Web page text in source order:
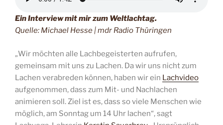
Ein Interview mit mir zum Weltlachtag.
Quelle: Michael Hesse | mdr Radio Thüringen
„Wir möchten alle Lachbegeisterten aufrufen,
gemeinsam mit uns zu Lachen. Da wir uns nicht zum
Lachen verabreden können, haben wir ein Lachvideo
aufgenommen, dass zum Mit- und Nachlachen
animieren soll. Ziel ist es, dass so viele Menschen wie
möglich, am Sonntag um 14 Uhr lachen“, sagt